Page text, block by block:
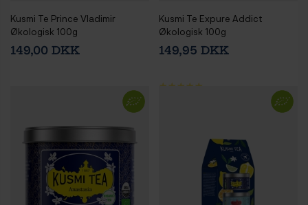
Kusmi Te Prince Vladimir
Økologisk 100g
149,00 DKK
Kusmi Te Expure Addict
Økologisk 100g
149,95 DKK